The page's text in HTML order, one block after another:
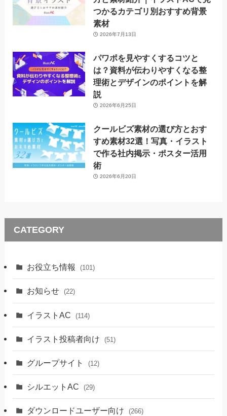
つかるカテゴリ別おすすめ背景
素材
2026年7月13日
パワポを見やすくするコツと
は？資料が伝わりやすくなる整
理術とデザインのポイントを解
説
2026年6月25日
クールビズ素材の選び方とおす
すめ素材32選！写真・イラスト
で作る社内掲示・ポスター活用
術
2026年6月20日
CATEGORY
お役立ち情報 (101)
お知らせ (22)
イラストAC (114)
イラスト投稿者向け (51)
グループサイト (12)
シルエットAC (29)
ダウンロードユーザー向け (266)